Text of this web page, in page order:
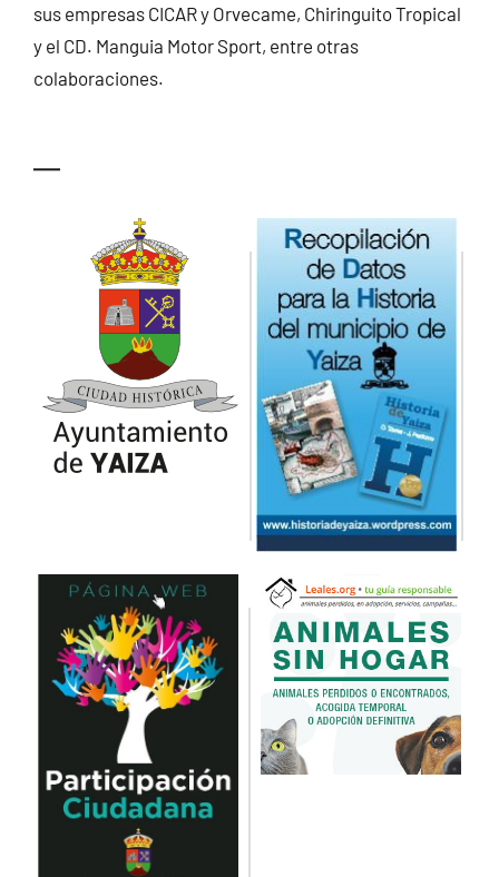
sus empresas CICAR y Orvecame, Chiringuito Tropical
y el CD. Manguia Motor Sport, entre otras
colaboraciones.
—